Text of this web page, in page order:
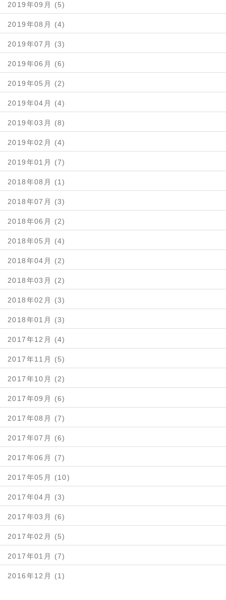
2019年09月 (5)
2019年08月 (4)
2019年07月 (3)
2019年06月 (6)
2019年05月 (2)
2019年04月 (4)
2019年03月 (8)
2019年02月 (4)
2019年01月 (7)
2018年08月 (1)
2018年07月 (3)
2018年06月 (2)
2018年05月 (4)
2018年04月 (2)
2018年03月 (2)
2018年02月 (3)
2018年01月 (3)
2017年12月 (4)
2017年11月 (5)
2017年10月 (2)
2017年09月 (6)
2017年08月 (7)
2017年07月 (6)
2017年06月 (7)
2017年05月 (10)
2017年04月 (3)
2017年03月 (6)
2017年02月 (5)
2017年01月 (7)
2016年12月 (1)